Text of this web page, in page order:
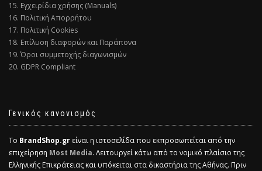
15. Εγχειρίδια χρήσης (Manuals)
16. Πολιτική Απορρήτου
17. Πολιτική Cookies
18. Επίλυση διαφορών και Παράπονα
19. Όροι συμμετοχής διαγωνισμών
20. GDPR Compliant
Γενικός κανονισμός
Το BrandShop.gr είναι η ιστοσελίδα που εκπροσωπείται από την
επιχείρηση Most Media. Λειτουργεί κάτω από το νομικό πλαίσιο της
Ελληνικής Επικράτειας και υπόκειται στα δικαστήρια της Αθήνας. Πριν